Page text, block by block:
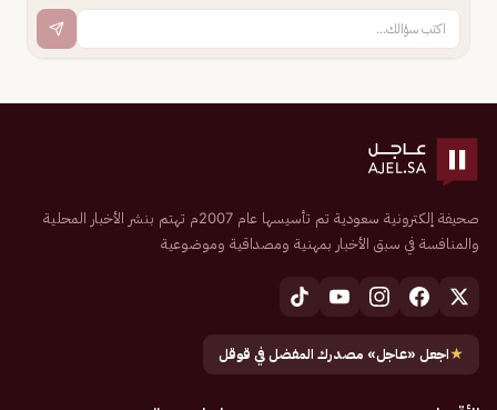
صحيفة إلكترونية سعودية تم تأسيسها عام 2007م تهتم بنشر الأخبار المحلية
والمنافسة في سبق الأخبار بمهنية ومصداقية وموضوعية
★اجعل «عاجل» مصدرك المفضل في قوقل